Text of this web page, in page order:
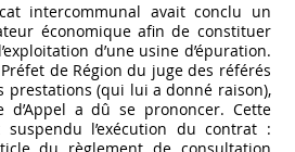
intercommunal avait conclu un
économique afin de constituer
d’une usine d’épuration.
de Région du juge des référés
prestations (qui lui a donné raison),
d’Appel a dû se prononcer. Cette
l’exécution du contrat :